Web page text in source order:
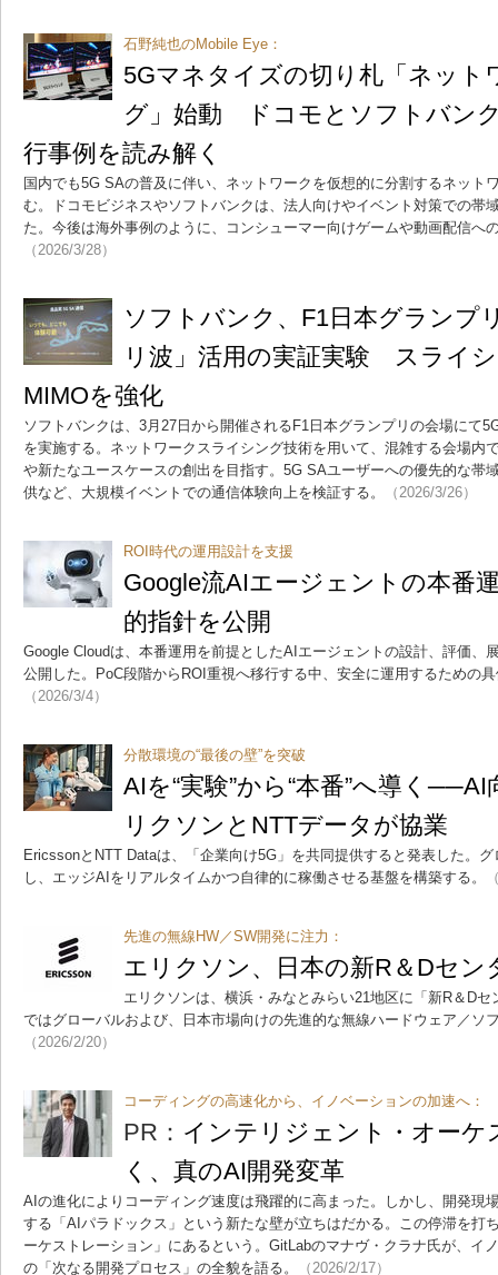
石野純也のMobile Eye：
5Gマネタイズの切り札「ネット
グ」始動 ドコモとソフトバン
行事例を読み解く
国内でも5G SAの普及に伴い、ネットワークを仮想的に分割するネット
む。ドコモビジネスやソフトバンクは、法人向けやイベント対策での帯
た。今後は海外事例のように、コンシューマー向けゲームや動画配信へ
（2026/3/28）
ソフトバンク、F1日本グランプ
リ波」活用の実証実験 スライ
MIMOを強化
ソフトバンクは、3月27日から開催されるF1日本グランプリの会場にて
を実施する。ネットワークスライシング技術を用いて、混雑する会場内
や新たなユースケースの創出を目指す。5G SAユーザーへの優先的な帯
供など、大規模イベントでの通信体験向上を検証する。
（2026/3/26）
ROI時代の運用設計を支援
Google流AIエージェントの本番
的指針を公開
Google Cloudは、本番運用を前提としたAIエージェントの設計、評価、
公開した。PoC段階からROI重視へ移行する中、安全に運用するための
（2026/3/4）
分散環境の“最後の壁”を突破
AIを“実験”から“本番”へ導く
リクソンとNTTデータが協業
EricssonとNTT Dataは、「企業向け5G」を共同提供すると発表した。
し、エッジAIをリアルタイムかつ自律的に稼働させる基盤を構築する。
先進の無線HW／SW開発に注力：
エリクソン、日本の新R＆Dセン
エリクソンは、横浜・みなとみらい21地区に「新R＆D
ではグローバルおよび、日本市場向けの先進的な無線ハードウェア／ソ
（2026/2/20）
コーディングの高速化から、イノベーションの加速へ：
PR： インテリジェント・オーケ
く、真のAI開発変革
AIの進化によりコーディング速度は飛躍的に高まった。しかし、開発現
する「AIパラドックス」という新たな壁が立ちはだかる。この停滞を打
ーケストレーション」にあるという。GitLabのマナヴ・クラナ氏が、イ
の「次なる開発プロセス」の全貌を語る。
（2026/2/17）